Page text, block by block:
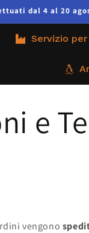
dal 4 al 20
Servizio
e
vengono